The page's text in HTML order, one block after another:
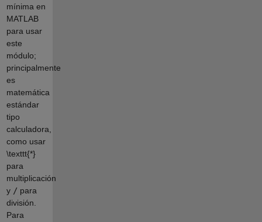
mínima en
MATLAB
para usar
este
módulo;
principalmente
es
matemática
estándar
tipo
calculadora,
como usar
\texttt{*}
para
multiplicación
y / para
división.
Para